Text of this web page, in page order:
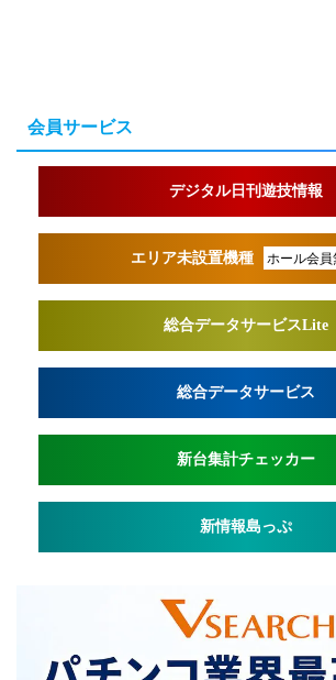
会員サービス
デジタル日刊遊技情報
エリア未設置機種 ホール会員
総合データサービスLite
総合データサービス
新台集計チェッカー
新情報島っぷ